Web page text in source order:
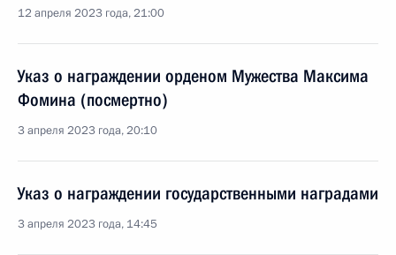
12 апреля 2023 года, 21:00
Указ о награждении орденом Мужества Максима
Фомина (посмертно)
3 апреля 2023 года, 20:10
Указ о награждении государственными наградами
3 апреля 2023 года, 14:45